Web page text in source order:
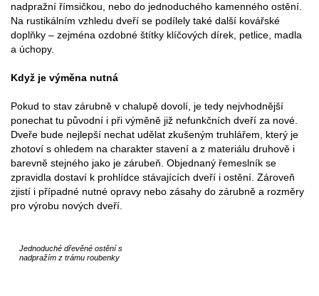
nadpražní římsičkou, nebo do jednoduchého kamenného ostění.
Na rustikálním vzhledu dveří se podílely také další kovářské
doplňky – zejména ozdobné štítky klíčových dírek, petlice, madla
a úchopy.
Když je výměna nutná
Pokud to stav zárubně v chalupě dovolí, je tedy nejvhodnější
ponechat tu původní i při výměně již nefunkčních dveří za nové.
Dveře bude nejlepší nechat udělat zkušeným truhlářem, který je
zhotoví s ohledem na charakter stavení a z materiálu druhově i
barevně stejného jako je zárubeň. Objednaný řemeslník se
zpravidla dostaví k prohlídce stávajících dveří i ostění. Zároveň
zjistí i případné nutné opravy nebo zásahy do zárubně a rozměry
pro výrobu nových dveří.
Jednoduché dřevěné ostění s
nadpražím z trámu roubenky